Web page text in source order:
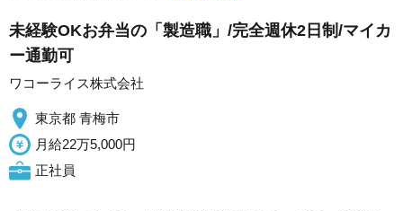
未経験OKお弁当の「製造職」/完全週休2日制/マイカ
ー通勤可
ワコーライス株式会社
東京都 青梅市
月給22万5,000円
正社員